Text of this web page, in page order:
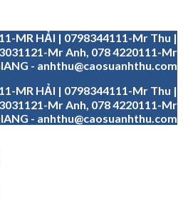
MR HẢI | 0798344111-Mr Thu |
Mr Anh, 078 4220111-Mr
- anhthu@caosuanhthu.com
MR HẢI | 0798344111-Mr Thu |
Mr Anh, 078 4220111-Mr
- anhthu@caosuanhthu.com